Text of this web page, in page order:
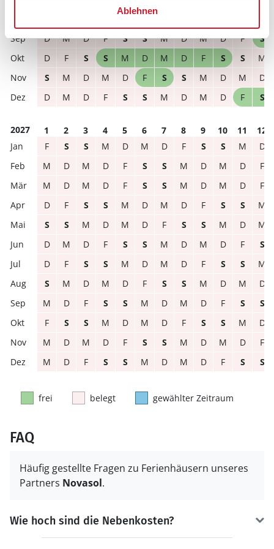
Ablehnen
D
M D F S S M D M D F
S
D
F S S M D M D F S S
M
S
M D M D F S S M D M
D
D
M D F S S M D M D F S
2027 1 2 3 4 5 6 7 8 9 10 11
12
F
S S M D M D F S S M
D
M
D M D F S S M D M D
F
M
D M D F S S M D M D
F
D
F S S M D M D F S S
M
S
S M D M D F S S M D
M
D
M D F S S M D M D F
S
D
F S S M D M D F S S
M
S
M D M D F S S M D M
D
M
D F S S M D M D F S
S
F
S S M D M D F S S M
D
M
D M D F S S M D M D
F
M
D F S S M D M D F S S
frei belegt gewählter Zeitraum
FAQ
Häufig gestellte Fragen zu Ferienhäusern unseres
Partners Novasol.
Wie hoch sind die Nebenkosten?